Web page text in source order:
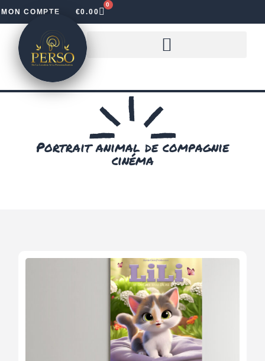
MON COMPTE €0.00
0
Portrait animal de compagnie
cinéma